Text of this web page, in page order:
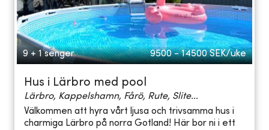
9 + 1 senger 9500 - 14500 SEK/uke
Hus i Lärbro med pool
Lärbro, Kappelshamn, Fårö, Rute, Slite...
Välkommen att hyra vårt ljusa och trivsamma hus i
charmiga Lärbro på norra Gotland! Här bor ni i ett